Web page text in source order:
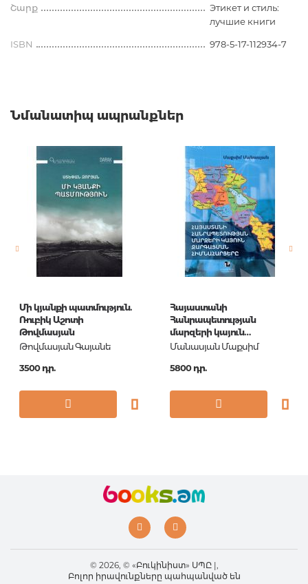
Շարք
Этикет и стиль:
лучшие книги
ISBN 978-5-17-112934-7
Նմանատիպ ապրանքներ
Մի կյանքի պատմություն.
Ռուբիկ Աշոտի
Թովմասյան
Թովմասյան Գայանե
3500 դր.
Հայաստանի
Հանրապետության
մարզերի կայուն
զարգացման
Մանասյան Մաքսիմ
5800 դր.
© 2026, © «Բուկինիստ» ՍՊԸ |,
Բոլոր իրավունքները պահպանված են